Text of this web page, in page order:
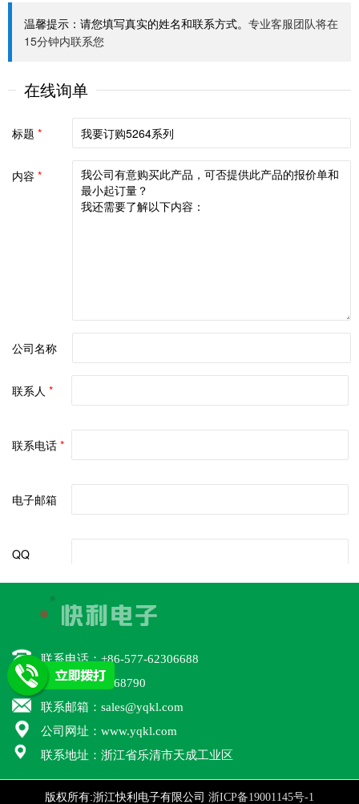
联系电话：+86-577-62306688
联系QQ：46668790
联系邮箱：sales@yqkl.com
公司网址：www.yqkl.com
联系地址：浙江省乐清市天成工业区
版权所有:浙江快利电子有限公司 浙ICP备19001145号-1